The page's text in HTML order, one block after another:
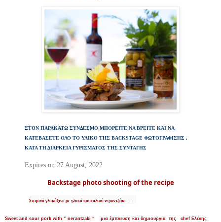
ΣΤΟΝ ΠΑΡΑΚΑΤΩ ΣΥΝΔΕΣΜΟ ΜΠΟΡΕΙΤΕ ΝΑ ΒΡΕΙΤΕ ΚΑΙ ΝΑ
ΚΑΤΕΒΑΣΕΤΕ ΟΛΟ ΤΟ ΥΛΙΚΟ ΤΗΣ BACKSTAGE ΦΩΤΟΓΡΑΦΙΣΗΣ ,
ΚΑΤΑ ΤΗ ΔΙΑΡΚΕΙΑ ΓΥΡΙΣΜΑΤΟΣ ΤΗΣ ΣΥΝΤΑΓΗΣ
Expires on 27 August, 2022
Backstage photo shooting of the recipe
Χοιρινό γλυκόξινο με γλυκό κουταλιού νεραντζάκι    -
Sweet and sour pork with “ nerantzaki “
μια έμπνευση και δημιουργία της chef Ελένης